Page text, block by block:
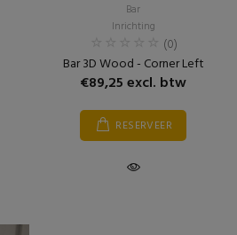
Bar
Inrichting
(0)
Bar 3D Wood - Corner Left
€89,25 excl. btw
RESERVEER